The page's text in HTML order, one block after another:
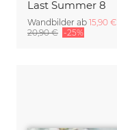
Last Summer 8
Wandbilder ab 15,90 €
20,90 € -25%